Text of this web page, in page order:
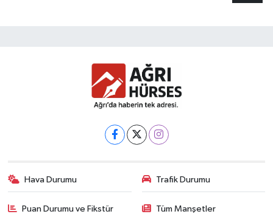
Hava Durumu Trafik Durumu
Puan Durumu ve Fikstür Tüm Manşetler